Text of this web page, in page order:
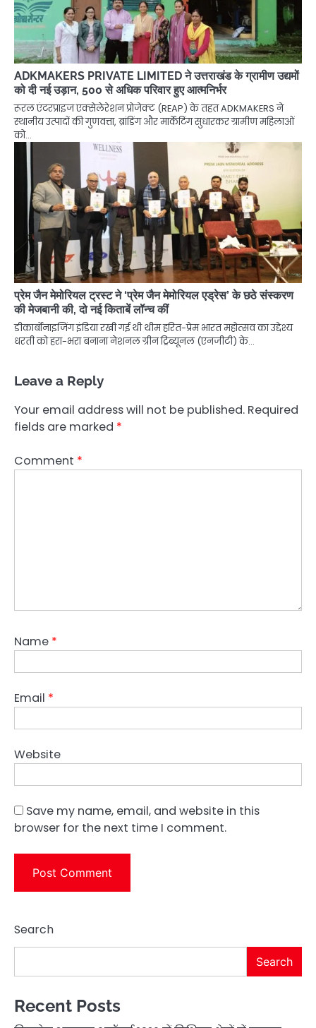
ADKMAKERS PRIVATE LIMITED ने उत्तराखंड के ग्रामीण उद्यमों
को दी नई उड़ान, 500 से अधिक परिवार हुए आत्मनिर्भर
रूरल एंटरप्राइज एक्सेलेरेशन प्रोजेक्ट (REAP) के तहत ADKMAKERS ने
स्थानीय उत्पादों की गुणवत्ता, ब्रांडिंग और मार्केटिंग सुधारकर ग्रामीण महिलाओं
को…
प्रेम जैन मेमोरियल ट्रस्ट ने ‘प्रेम जैन मेमोरियल एड्रेस’ के छठे संस्करण
की मेजबानी की, दो नई किताबें लॉन्च कीं
डीकार्बोनाइजिंग इंडिया रखी गई थी थीम हरित-प्रेम भारत महोत्सव का उद्देश्य
धरती को हरा-भरा बनाना नेशनल ग्रीन ट्रिब्यूनल (एनजीटी) के…
Leave a Reply
Your email address will not be published. Required
fields are marked *
Comment *
Name *
Email *
Website
Save my name, email, and website in this
browser for the next time I comment.
Search
Search
Recent Posts